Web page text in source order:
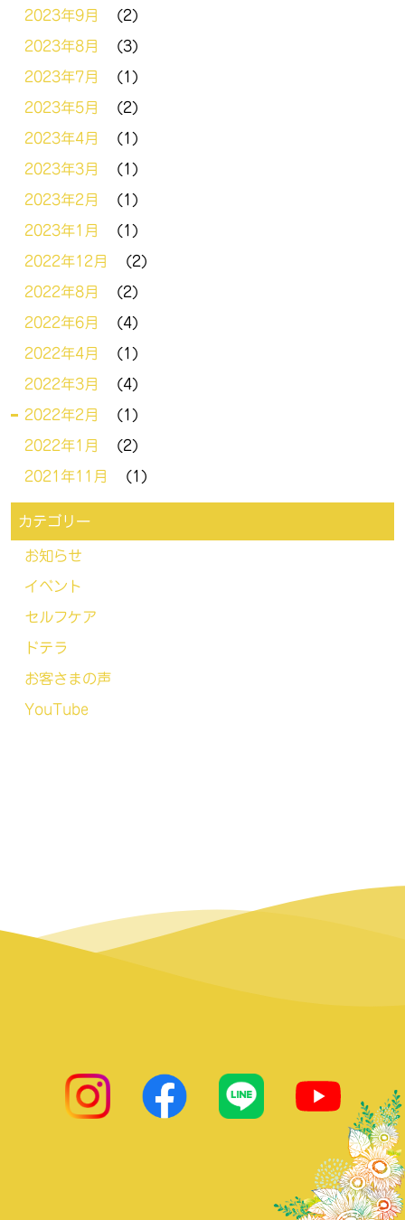
2023年9月 (2)
2023年8月 (3)
2023年7月 (1)
2023年5月 (2)
2023年4月 (1)
2023年3月 (1)
2023年2月 (1)
2023年1月 (1)
2022年12月 (2)
2022年8月 (2)
2022年6月 (4)
2022年4月 (1)
2022年3月 (4)
2022年2月 (1)
2022年1月 (2)
2021年11月 (1)
カテゴリー
お知らせ
イベント
セルフケア
ドテラ
お客さまの声
YouTube
insta facebook LINE